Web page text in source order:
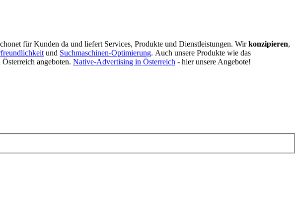
für Kunden da und liefert Services, Produkte und Dienstleistungen. Wirkonzipieren,
und Suchmaschinen-Optimierung. Auch unsere Produkte wie das
angeboten. Native-Advertising in Österreich - hier unsere Angebote!